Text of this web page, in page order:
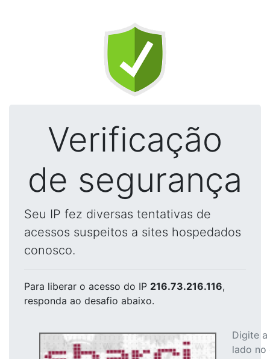
Verificação
de segurança
Seu IP fez diversas tentativas de
acessos suspeitos a sites hospedados
conosco.
Para liberar o acesso do IP 216.73.216.116,
responda ao desafio abaixo.
Digite
lado no